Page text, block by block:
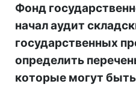
Фонд
начал аудит
государственных
определить
которые могут